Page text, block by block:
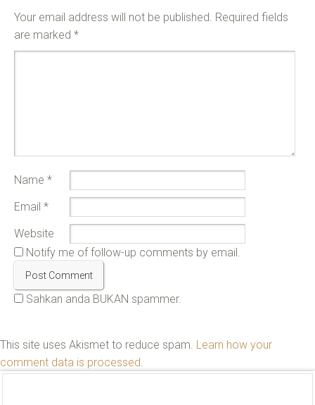
Your email address will not be published. Required fields
are marked *
Name *
Email *
Website
Notify me of follow-up comments by email.
Sahkan anda BUKAN spammer.
This site uses Akismet to reduce spam. Learn how your
comment data is processed.